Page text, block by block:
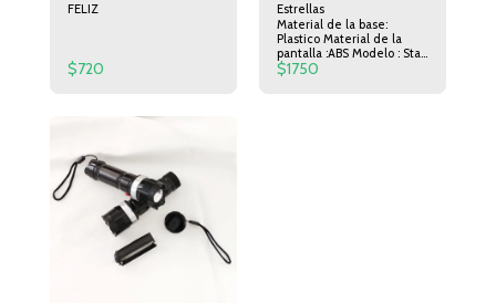
FELIZ
$720
Estrellas
Material de la base:
Plastico Material de la
pantalla :ABS Modelo : Star
master Diametro :11cm
$1750